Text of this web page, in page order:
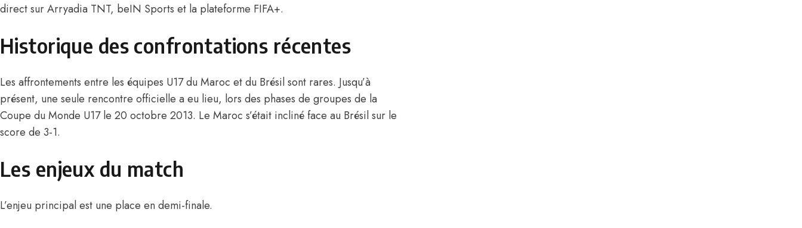
direct sur Arryadia TNT, beIN Sports et la plateforme FIFA+.
Historique des confrontations récentes
Les affrontements entre les équipes U17 du Maroc et du Brésil sont rares. Jusqu’à
présent, une seule rencontre officielle a eu lieu, lors des phases de groupes de la
Coupe du Monde U17 le 20 octobre 2013. Le Maroc s’était incliné face au Brésil sur le
score de 3-1.
Les enjeux du match
L’enjeu principal est une place en demi-finale.